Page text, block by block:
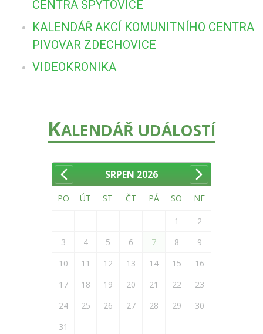
CENTRA SPYTOVICE
KALENDÁŘ AKCÍ KOMUNITNÍHO CENTRA
PIVOVAR ZDECHOVICE
VIDEOKRONIKA
KALENDÁŘ UDÁLOSTÍ
SRPEN 2026
PO ÚT ST ČT PÁ SO NE
1
2
3
4 5 6 7 8
9
10
11 12 13 14 15
16
17
18 19 20 21 22
23
24
25 26 27 28 29
30
31